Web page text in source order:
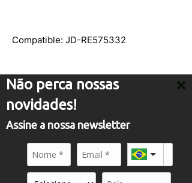
Não perca nossas
novidades!
Assine a nossa newsletter
Compatible: JD-RE575332
SERVICE
+55 (19) 3437-2010
+55 (19) 97155-8740